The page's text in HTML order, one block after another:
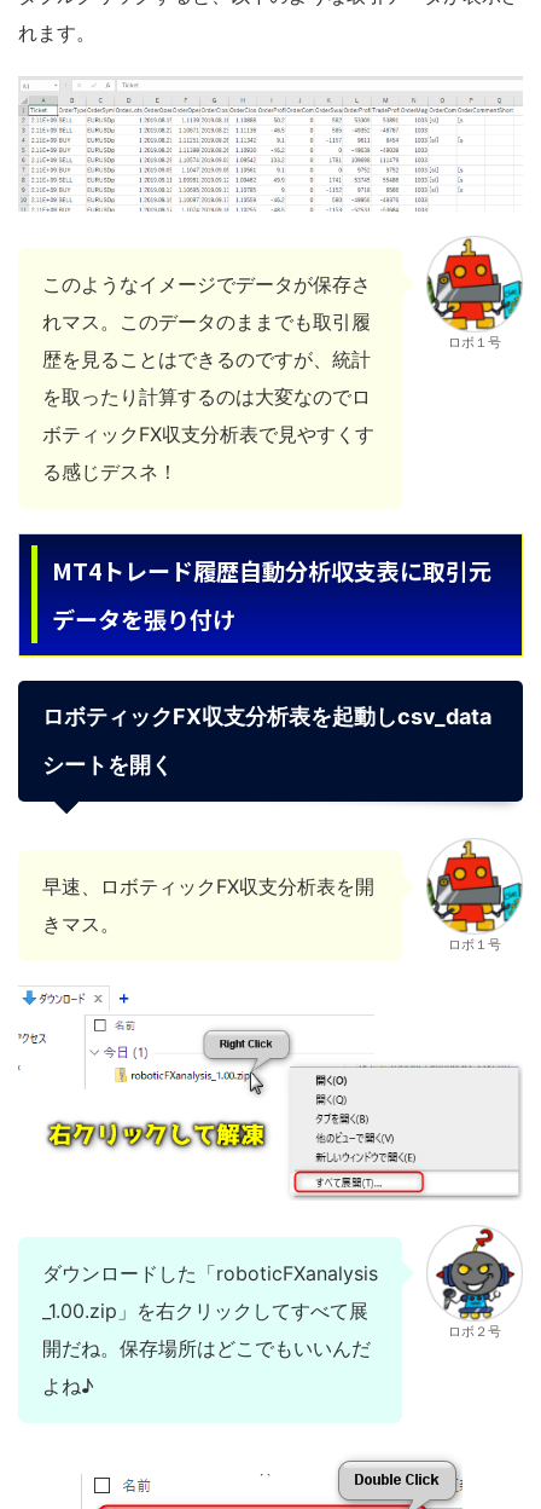
れます。
このようなイメージでデータが保存さ
れマス。このデータのままでも取引履
歴を見ることはできるのですが、統計
を取ったり計算するのは大変なのでロ
ボティックFX収支分析表で見やすくす
る感じデスネ！
ロボ１号
MT4トレード履歴自動分析収支表に取引元
データを張り付け
ロボティックFX収支分析表を起動しcsv_data
シートを開く
早速、ロボティックFX収支分析表を開
きマス。
ロボ１号
ダウンロードした「roboticFXanalysis
_1.00.zip」を右クリックしてすべて展
開だね。保存場所はどこでもいいんだ
よね♪
ロボ２号